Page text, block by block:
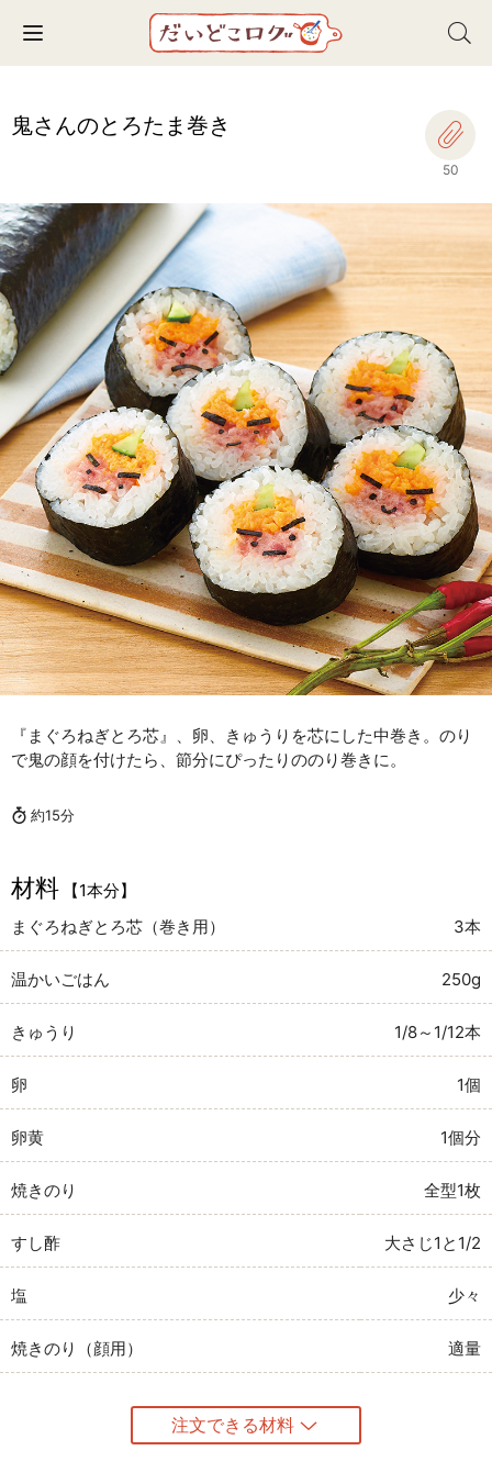
Toggle navigation
鬼さんのとろたま巻き
50
『まぐろねぎとろ芯』、卵、きゅうりを芯にした中巻き。のり
で鬼の顔を付けたら、節分にぴったりののり巻きに。
約15分
材料
【1本分】
まぐろねぎとろ芯（巻き用）
3本
温かいごはん 250g
きゅうり 1/8～1/12本
卵 1個
卵黄 1個分
焼きのり 全型1枚
すし酢 大さじ1と1/2
塩 少々
焼きのり（顔用） 適量
注文できる材料